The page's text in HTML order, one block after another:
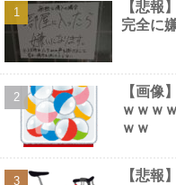
衆院選でほぼ全ての野党
く！！」→現在の野党「消費
だ！！」他 NEW!
【画像】 渋谷のナイトプ
【衝撃】清水アキラさん
柳家小はださんが「いじめ
NEW!
【動画】 三上悠亜さん、
ｗｗｗ
【悲報
完全に
【画像
ｗｗｗ
ｗｗ
【悲報